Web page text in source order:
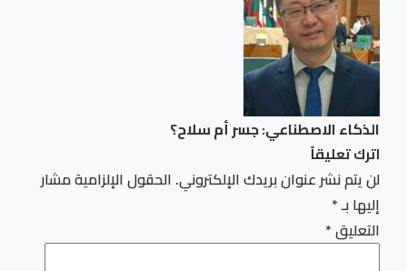
الذكاء الاصطناعي: جسر أم سلاح؟
اترك تعليقاً
لن يتم نشر عنوان بريدك الإلكتروني. الحقول الإلزامية مشار
إليها بـ*
التعليق*